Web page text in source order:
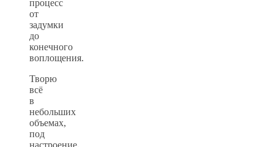
процесс
от
задумки
до
конечного
воплощения.
Творю
всё
в
небольших
объемах,
под
настроение.